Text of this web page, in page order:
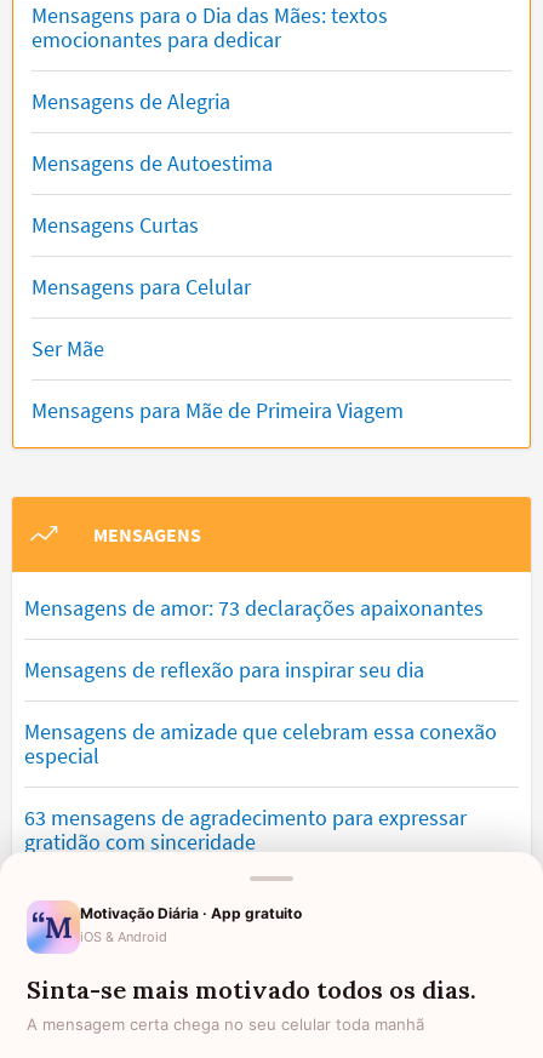
Mensagens para o Dia das Mães: textos
emocionantes para dedicar
Mensagens de Alegria
Mensagens de Autoestima
Mensagens Curtas
Mensagens para Celular
Ser Mãe
Mensagens para Mãe de Primeira Viagem
MENSAGENS
Mensagens de amor: 73 declarações apaixonantes
Mensagens de reflexão para inspirar seu dia
Mensagens de amizade que celebram essa conexão
especial
63 mensagens de agradecimento para expressar
gratidão com sinceridade
Mensagens de saudade que tocam o coração e
expressam falta
Mensagens de otimismo que vão encher você de
confiança
Motivação Diária · App gratuito
iOS & Android
Sinta-se mais motivado todos os dias.
A mensagem certa chega no seu celular toda manhã